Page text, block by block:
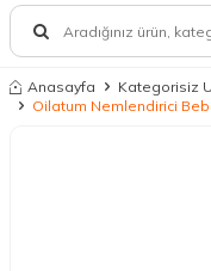
Anasayfa
Kategorisiz
Oilatum Nemlendirici